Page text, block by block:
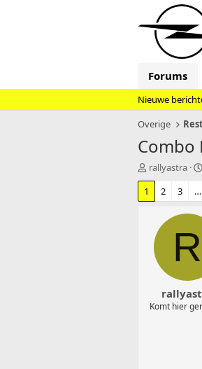
Forums
Nieuwe
Overige
Combo
T
o
i
r
rallyastra
1
2 3 …
R
Komt hier